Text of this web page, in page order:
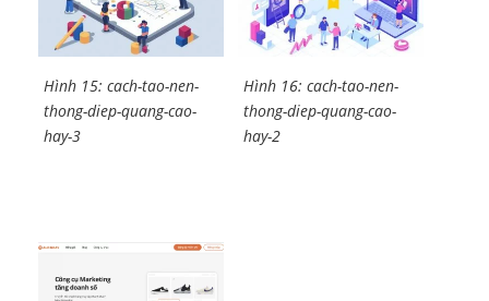
Hình 15: cach-tao-nen-
thong-diep-quang-cao-
hay-3
Hình 16: cach-tao-nen-
thong-diep-quang-cao-
hay-2